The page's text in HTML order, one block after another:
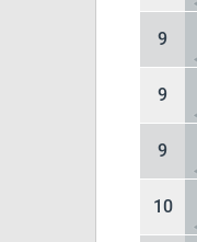
9
9
9
10